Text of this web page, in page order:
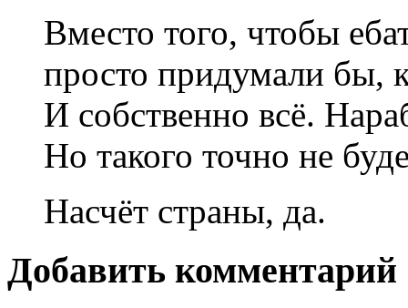
Вместо того, чтобы
просто придумали бы,
И собственно всё.
Но такого точно не
Насчёт страны, да.
Добавить комментарий